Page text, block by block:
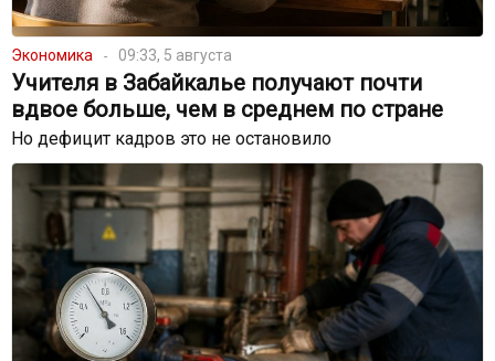
Экономика 09:33, 5 августа
Учителя в Забайкалье получают почти
вдвое больше, чем в среднем по стране
Но дефицит кадров это не остановило